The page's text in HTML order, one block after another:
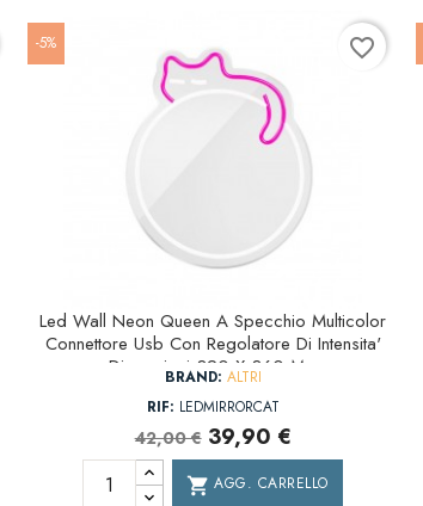
-5%
Led Wall Neon Queen A Specchio Multicolor
Connettore Usb Con Regolatore Di Intensita'
Dimensioni 320 X 360 Mm
BRAND: ALTRI
RIF: LEDMIRRORCAT
42,00 € 39,90 €
shopping_cart AGG. CARRELLO
favorite_border